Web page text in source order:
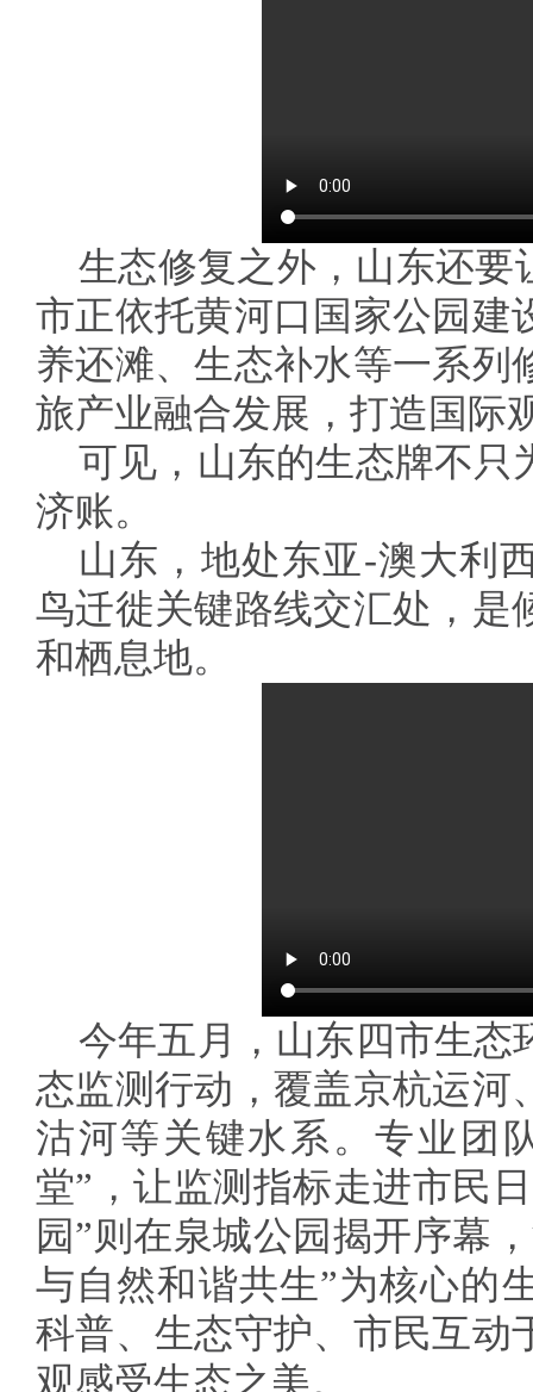
生态修复之外，山东还要
市正依托黄河口国家公园建
养还滩、生态补水等一系列
旅产业融合发展，打造国际
可见，山东的生态牌不只
济账。
山东，地处东亚-澳大利
鸟迁徙关键路线交汇处，是
和栖息地。
今年五月，山东四市生态
态监测行动，覆盖京杭运河
沽河等关键水系。专业团
堂”，让监测指标走进市民
园”则在泉城公园揭开序幕
与自然和谐共生”为核心的
科普、生态守护、市民互动
观感受生态之美。